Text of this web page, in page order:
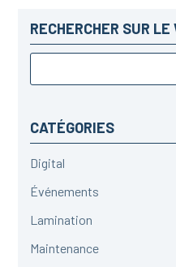
RECHERCHER SUR LE
CATÉGORIES
Digital
Événements
Lamination
Maintenance